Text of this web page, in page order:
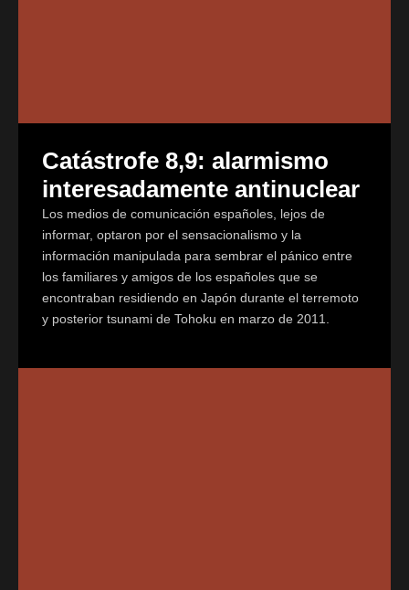
Catástrofe 8,9: alarmismo
interesadamente antinuclear
Los medios de comunicación españoles, lejos de
informar, optaron por el sensacionalismo y la
información manipulada para sembrar el pánico entre
los familiares y amigos de los españoles que se
encontraban residiendo en Japón durante el terremoto
y posterior tsunami de Tohoku en marzo de 2011.